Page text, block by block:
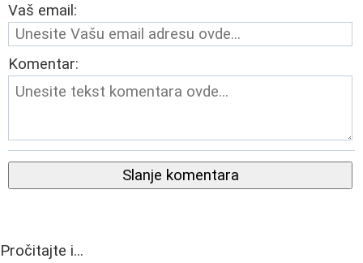
Vaš email:
Komentar:
Slanje komentara
Pročitajte i...